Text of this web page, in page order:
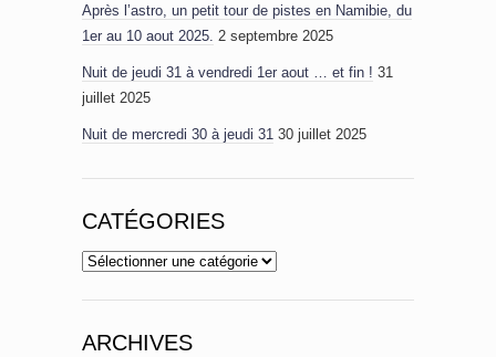
Après l’astro, un petit tour de pistes en Namibie, du
1er au 10 aout 2025. 2 septembre 2025
Nuit de jeudi 31 à vendredi 1er aout … et fin ! 31
juillet 2025
Nuit de mercredi 30 à jeudi 31 30 juillet 2025
CATÉGORIES
Catégories
ARCHIVES